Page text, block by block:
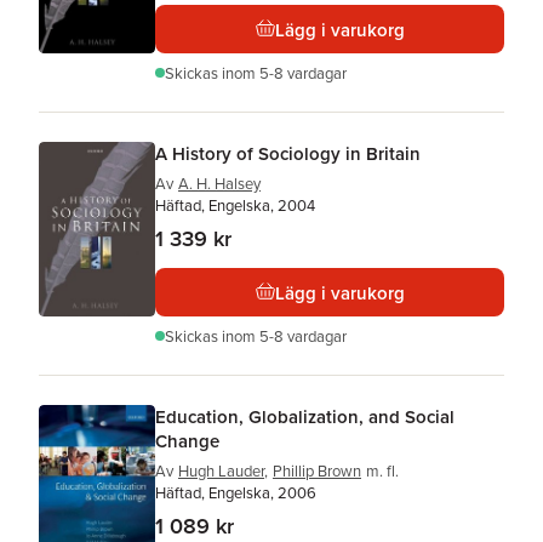
Lägg i varukorg
Skickas inom 5-8 vardagar
A History of Sociology in Britain
Av A. H. Halsey
Häftad, Engelska, 2004
1 339 kr
Lägg i varukorg
Skickas inom 5-8 vardagar
Education, Globalization, and Social
Change
Av Hugh Lauder, Phillip Brown m. fl.
Häftad, Engelska, 2006
1 089 kr